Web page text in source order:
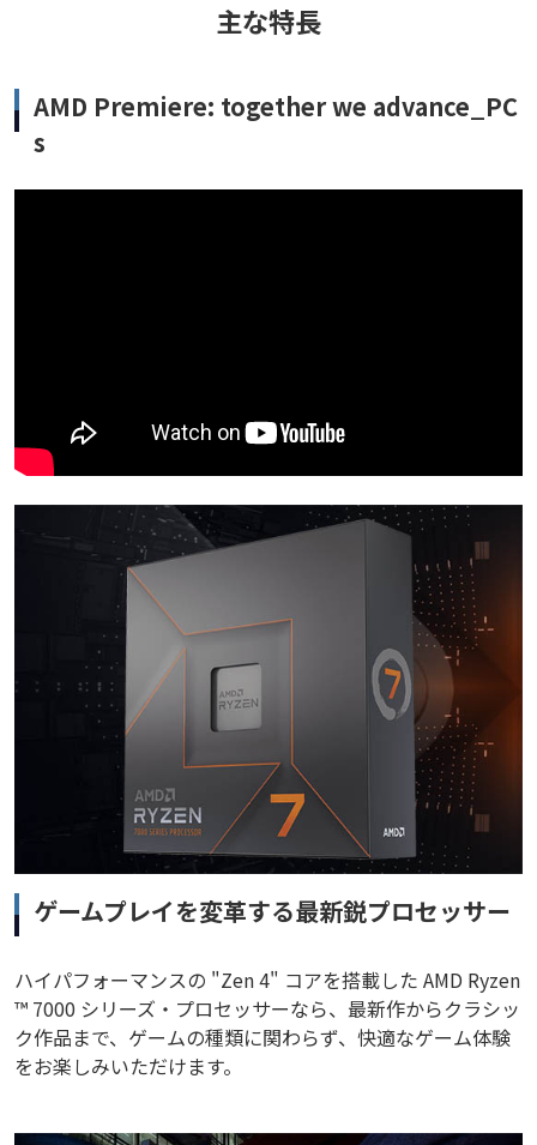
主な特長
AMD Premiere: together we advance_PC
s
ゲームプレイを変革する最新鋭プロセッサー
ハイパフォーマンスの "Zen 4" コアを搭載した AMD Ryzen
™ 7000 シリーズ・プロセッサーなら、最新作からクラシッ
ク作品まで、ゲームの種類に関わらず、快適なゲーム体験
をお楽しみいただけます。